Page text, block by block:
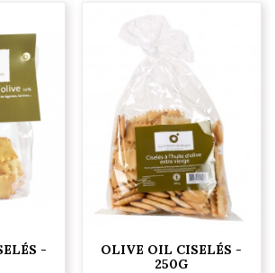
-
OLIVE OIL CISELÉS -
250G